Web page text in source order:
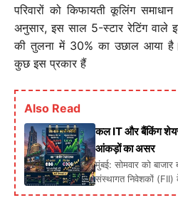
परिवारों को किफायती कूलिंग
अनुसार, इस साल 5-स्टार रेटिंग वाले
की तुलना में 30% का उछाल आया
कुछ इस प्रकार हैं
Also Read
कल IT और बैंकिंग
आंकड़ों का असर
मुंबई: सोमवार को बाजार
संस्थागत निवेशकों